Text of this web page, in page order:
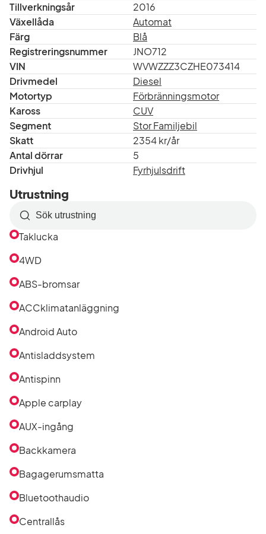
Tillverkningsår
2016
Växellåda
Automat
Färg
Blå
Registreringsnummer
JNO712
VIN
WVWZZZ3CZHE073414
Drivmedel
Diesel
Motortyp
Förbränningsmotor
Kaross
CUV
Segment
Stor Familjebil
Skatt
2354 kr/år
Antal dörrar
5
Drivhjul
Fyrhjulsdrift
Utrustning
Sök
efter
i
Taklucka
4WD
ABS-bromsar
ACCklimatanläggning
Android Auto
Antisladdsystem
Antispinn
Apple carplay
AUX-ingång
Backkamera
Bagagerumsmatta
Bluetoothaudio
Centrallås